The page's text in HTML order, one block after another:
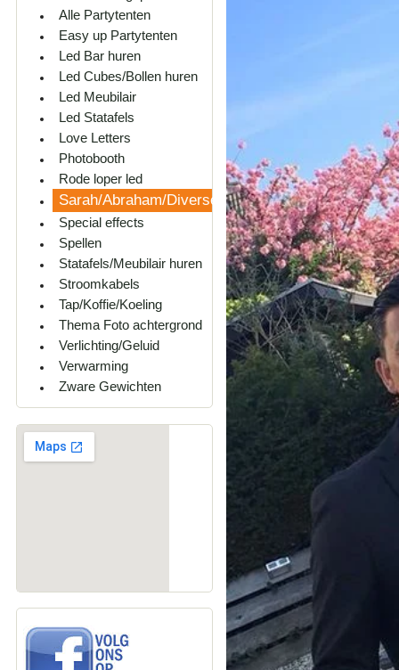
Alle Partytenten
Easy up Partytenten
Led Bar huren
Led Cubes/Bollen huren
Led Meubilair
Led Statafels
Love Letters
Photobooth
Rode loper led
Sarah/Abraham/Diversen
Special effects
Spellen
Statafels/Meubilair huren
Stroomkabels
Tap/Koffie/Koeling
Thema Foto achtergrond
Verlichting/Geluid
Verwarming
Zware Gewichten